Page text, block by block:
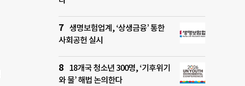
생명보험업계, ‘상생금융’ 통한
사회공헌 실시
18개국 청소년 300명, ‘기후위기
와 물’ 해법 논의한다